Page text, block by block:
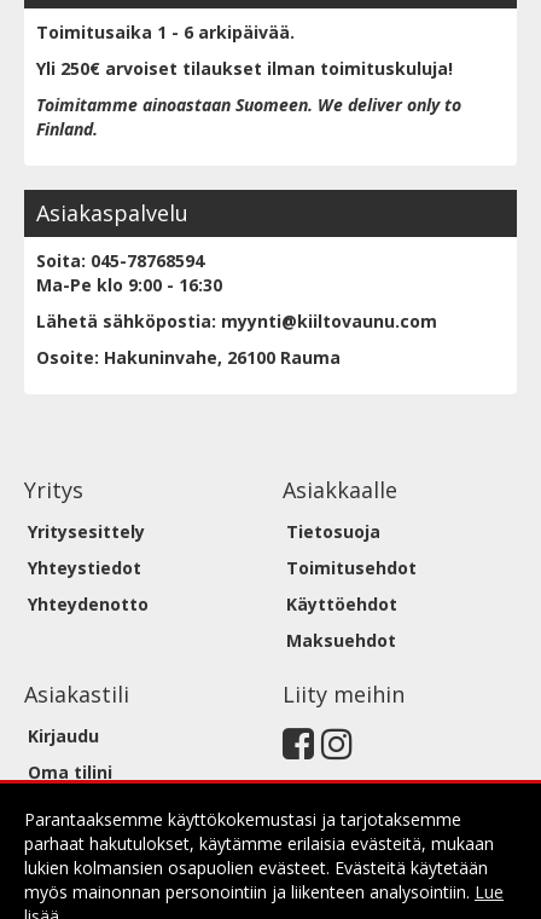
Parantaaksemme käyttökokemustasi ja tarjotaksemme
parhaat hakutulokset, käytämme erilaisia evästeitä, mukaan
lukien kolmansien osapuolien evästeet. Evästeitä käytetään
myös mainonnan personointiin ja liikenteen analysointiin. Lue
Toimitusaika 1 - 6 arkipäivää.
Yli 250€ arvoiset tilaukset ilman toimituskuluja!
Toimitamme ainoastaan Suomeen. We deliver only to
Finland.
Asiakaspalvelu
Soita: 045-78768594
Ma-Pe klo 9:00 - 16:30
Lähetä sähköpostia: myynti@kiiltovaunu.com
Osoite: Hakuninvahe, 26100 Rauma
Yritys
Yritysesittely
Yhteystiedot
Yhteydenotto
Asiakkaalle
Tietosuoja
Toimitusehdot
Käyttöehdot
Maksuehdot
Asiakastili
Kirjaudu
Oma tilini
Liity meihin